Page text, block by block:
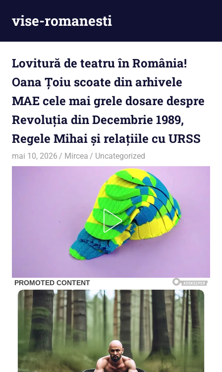
vise-romanesti
Lovitură de teatru în România!
Oana Țoiu scoate din arhivele
MAE cele mai grele dosare despre
Revoluția din Decembrie 1989,
Regele Mihai și relațiile cu URSS
mai 10, 2026 Mircea Uncategorized